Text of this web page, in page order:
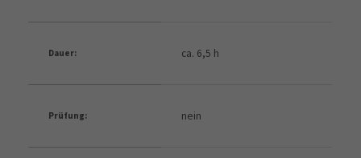
Dauer: ca. 6,5 h
Prüfung: nein